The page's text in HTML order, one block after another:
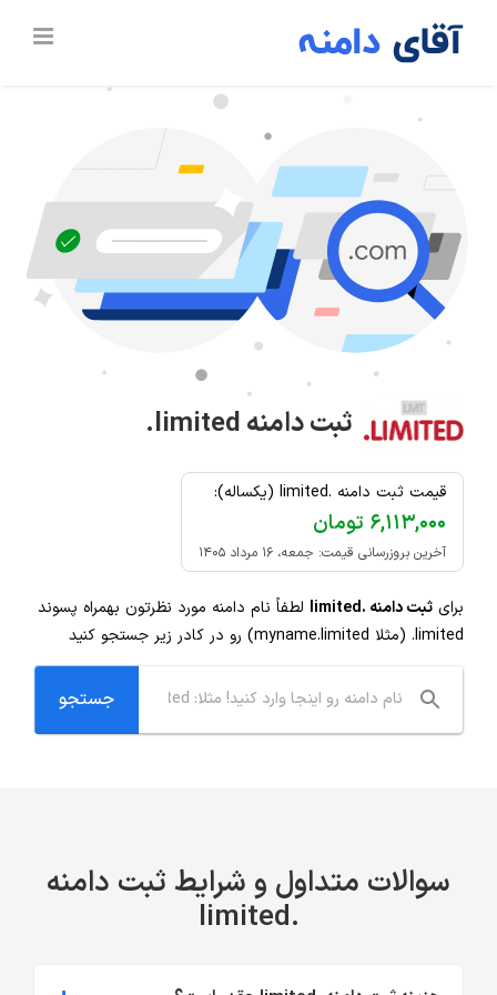
ثبت دامنه.limited
قیمت ثبت دامنه .limited (یکساله):
۶,۱۱۳,۰۰۰ تومان
آخرین بروزرسانی قیمت: جمعه، ۱۶ مرداد ۱۴۰۵
برای ثبت دامنه .limited
لطفاً نام دامنه مورد نظرتون بهمراه پسوند
.limited (مثلا myname.limited) رو در کادر زیر جستجو کنید
سوالات متداول و شرایط ثبت دامنه
.limited